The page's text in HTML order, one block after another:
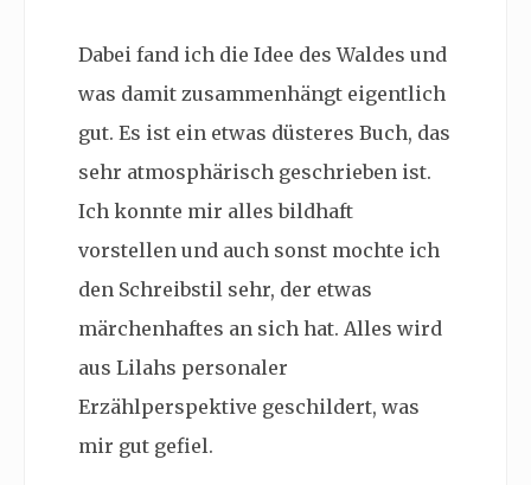
Dabei fand ich die Idee des Waldes und
was damit zusammenhängt eigentlich
gut. Es ist ein etwas düsteres Buch, das
sehr atmosphärisch geschrieben ist.
Ich konnte mir alles bildhaft
vorstellen und auch sonst mochte ich
den Schreibstil sehr, der etwas
märchenhaftes an sich hat. Alles wird
aus Lilahs personaler
Erzählperspektive geschildert, was
mir gut gefiel.